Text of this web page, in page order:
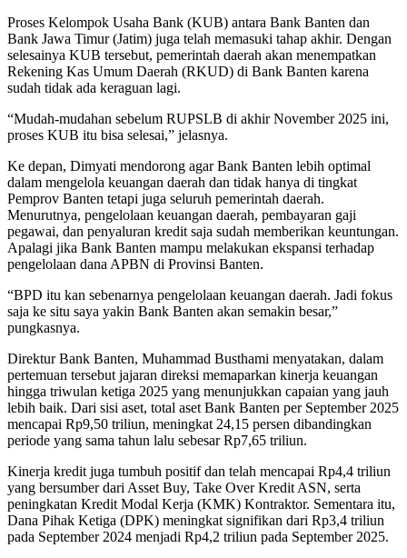
Proses Kelompok Usaha Bank (KUB) antara Bank Banten dan
Bank Jawa Timur (Jatim) juga telah memasuki tahap akhir. Dengan
selesainya KUB tersebut, pemerintah daerah akan menempatkan
Rekening Kas Umum Daerah (RKUD) di Bank Banten karena
sudah tidak ada keraguan lagi.
“Mudah-mudahan sebelum RUPSLB di akhir November 2025 ini,
proses KUB itu bisa selesai,” jelasnya.
Ke depan, Dimyati mendorong agar Bank Banten lebih optimal
dalam mengelola keuangan daerah dan tidak hanya di tingkat
Pemprov Banten tetapi juga seluruh pemerintah daerah.
Menurutnya, pengelolaan keuangan daerah, pembayaran gaji
pegawai, dan penyaluran kredit saja sudah memberikan keuntungan.
Apalagi jika Bank Banten mampu melakukan ekspansi terhadap
pengelolaan dana APBN di Provinsi Banten.
“BPD itu kan sebenarnya pengelolaan keuangan daerah. Jadi fokus
saja ke situ saya yakin Bank Banten akan semakin besar,”
pungkasnya.
Direktur Bank Banten, Muhammad Busthami menyatakan, dalam
pertemuan tersebut jajaran direksi memaparkan kinerja keuangan
hingga triwulan ketiga 2025 yang menunjukkan capaian yang jauh
lebih baik. Dari sisi aset, total aset Bank Banten per September 2025
mencapai Rp9,50 triliun, meningkat 24,15 persen dibandingkan
periode yang sama tahun lalu sebesar Rp7,65 triliun.
Kinerja kredit juga tumbuh positif dan telah mencapai Rp4,4 triliun
yang bersumber dari Asset Buy, Take Over Kredit ASN, serta
peningkatan Kredit Modal Kerja (KMK) Kontraktor. Sementara itu,
Dana Pihak Ketiga (DPK) meningkat signifikan dari Rp3,4 triliun
pada September 2024 menjadi Rp4,2 triliun pada September 2025.